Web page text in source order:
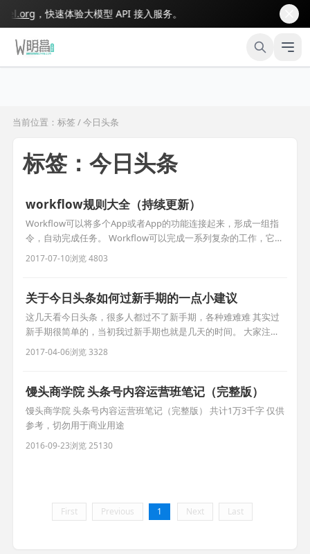
，快速体验大模型 API 接入服务。
当前位置：标签 / 今日头条
标签：今日头条
workflow规则大全（持续更新）
Workflow可以将多个App或者App的功能连接起来，形成一组指
令，自动完成任务。 Workflow可以完成一系列复杂的工作，它通
常需要用户打开若干个应用，然后只要按下一个按键即可将工作
自动完成。 例如，假如用户想让某个人知道自己迟到了，只要使
需要的时间，编写一条文本消息并发送给约会对象。 要实
2017-07-10浏览 4803
关于今日头条如何过新手期的一点小建议
这几天看今日头条，很多人都过不了新手期，各种难难难 其实过
新手期很简单的，当初我过新手期也就是几天的时间。 大家注意
看头条的转正规定有两种方法 新手号转正将有两种方式： 1.平台
不定期审核通过 2.头条号指数达标自助转正 自助转正需要满足以
指数超过650分) 「已推荐」文章累计超过10篇 看完后
2017-04-06浏览 3328
馒头商学院 头条号内容运营班笔记（完整版）
馒头商学院 头条号内容运营班笔记（完整版） 共计1万3千字 仅供
参考，切勿用于商业用途
2016-09-23浏览 25130
First Previous 1 Next Last